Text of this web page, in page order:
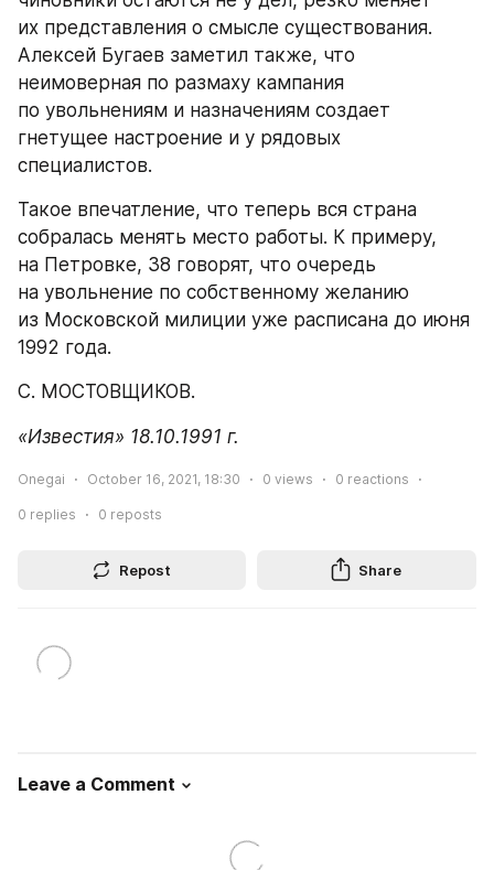
их представления о смысле существования.
Алексей Бугаев заметил также, что
неимоверная по размаху кампания
по увольнениям и назначениям создает
гнетущее настроение и у рядовых
специалистов.
Такое впечатление, что теперь вся страна
собралась менять место работы. К примеру,
на Петровке, 38 говорят, что очередь
на увольнение по собственному желанию
из Московской милиции уже расписана до июня
1992 года.
С. МОСТОВЩИКОВ.
«Известия» 18.10.1991 г.
Onegai October 16, 2021, 18:30 0 views 0 reactions
0 replies 0 reposts
Repost Share
Leave a Comment